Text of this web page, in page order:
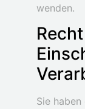
wenden.
Sie